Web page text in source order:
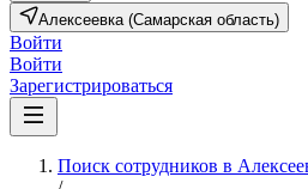
Алексеевка (Самарская область)
Войти
Войти
Зарегистрироваться
Поиск сотрудников в